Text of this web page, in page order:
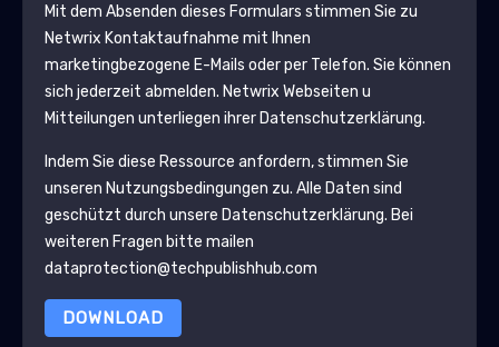
Mit dem Absenden dieses Formulars stimmen Sie zu
Netwrix Kontaktaufnahme mit Ihnen
marketingbezogene E-Mails oder per Telefon. Sie können
sich jederzeit abmelden. Netwrix Webseiten u
Mitteilungen unterliegen ihrer Datenschutzerklärung.
Indem Sie diese Ressource anfordern, stimmen Sie
unseren Nutzungsbedingungen zu. Alle Daten sind
geschützt durch unsere Datenschutzerklärung. Bei
weiteren Fragen bitte mailen
dataprotection@techpublishhub.com
DOWNLOAD